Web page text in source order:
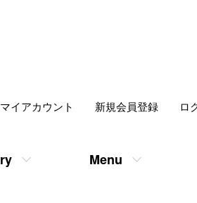
Menu
マイアカウント 新規会員登録 ロ